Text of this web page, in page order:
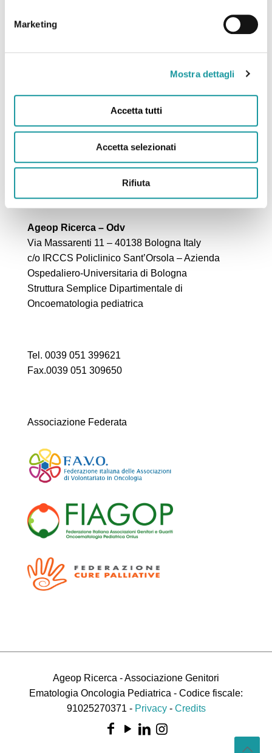
Marketing
Mostra dettagli
Accetta tutti
Accetta selezionati
Rifiuta
Leggi tutto
Ageop Ricerca – Odv
Via Massarenti 11 – 40138 Bologna Italy
c/o IRCCS Policlinico Sant’Orsola – Azienda
Ospedaliero-Universitaria di Bologna
Struttura Semplice Dipartimentale di
Oncoematologia pediatrica
Tel. 0039 051 399621
Fax.0039 051 309650
Associazione Federata
Ageop Ricerca - Associazione Genitori
Ematologia Oncologia Pediatrica - Codice fiscale:
91025270371 - Privacy- Credits